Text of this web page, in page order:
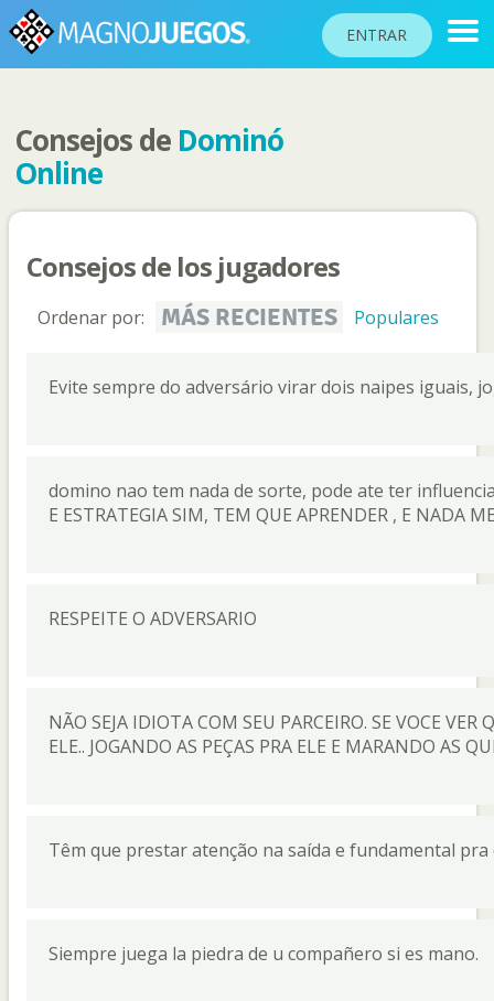
ENTRAR
RANKINGS
TORNEOS
AYUDA
PASAPORTE
Consejos de Dominó
Online
Consejos de los jugadores
Ordenar por: MÁS RECIENTES Populares
Evite sempre do adversário virar dois naipes iguais,
domino nao tem nada de sorte, pode ate ter
E ESTRATEGIA SIM, TEM QUE APRENDER , E NADA
RESPEITE O ADVERSARIO
NÃO SEJA IDIOTA COM SEU PARCEIRO. SE VOCE
ELE.. JOGANDO AS PEÇAS PRA ELE E MARANDO AS
Têm que prestar atenção na saída e fundamental
Siempre juega la piedra de u compañero si es mano.